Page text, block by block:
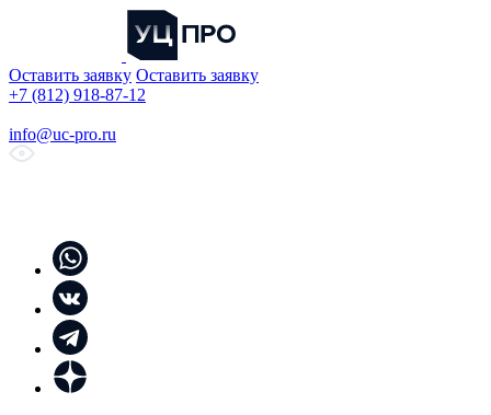
Оставить заявку Оставить заявку
+7 (812) 918-87-12
info@uc-pro.ru